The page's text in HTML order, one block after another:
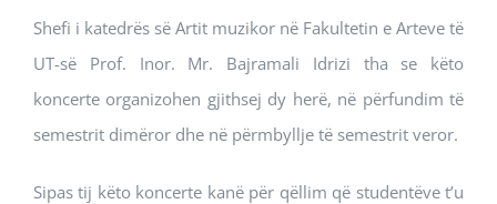
Shefi i katedrës së Artit muzikor në Fakultetin e Arteve të
UT-së Prof. Inor. Mr. Bajramali Idrizi tha se këto
koncerte organizohen gjithsej dy herë, në përfundim të
semestrit dimëror dhe në përmbyllje të semestrit veror.
Sipas tij këto koncerte kanë për qëllim që studentëve t’u